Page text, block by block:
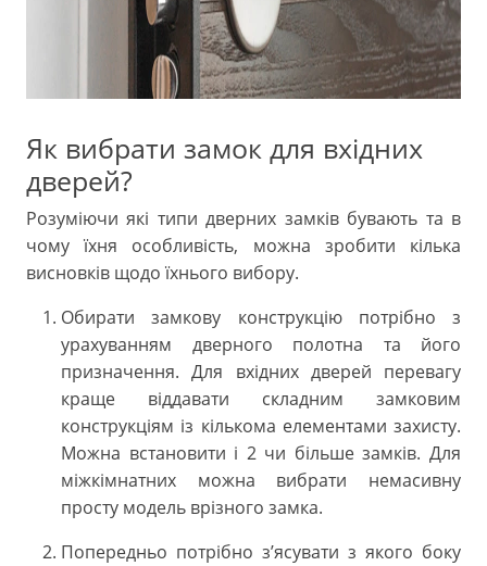
Як вибрати замок для вхідних
дверей?
Розуміючи які типи дверних замків бувають та в
чому їхня особливість, можна зробити кілька
висновків щодо їхнього вибору.
Обирати замкову конструкцію потрібно з
урахуванням дверного полотна та його
призначення. Для вхідних дверей перевагу
краще віддавати складним замковим
конструкціям із кількома елементами захисту.
Можна встановити і 2 чи більше замків. Для
міжкімнатних можна вибрати немасивну
просту модель врізного замка.
Попередньо потрібно з’ясувати з якого боку